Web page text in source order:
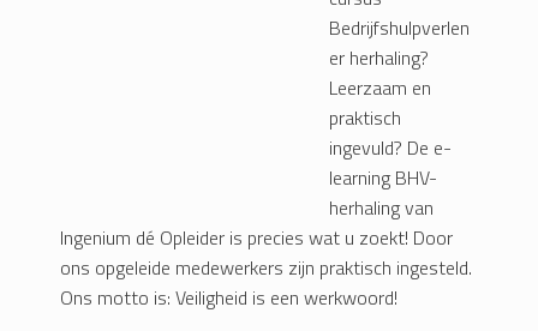
Bedrijfshulpverlen
er herhaling?
Leerzaam en
praktisch
ingevuld? De e-
learning BHV-
herhaling van
Ingenium dé Opleider is precies wat u zoekt! Door
ons opgeleide medewerkers zijn praktisch ingesteld.
Ons motto is: Veiligheid is een werkwoord!